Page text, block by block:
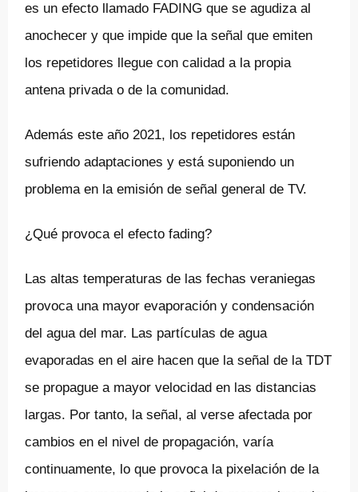
es un efecto llamado FADING que se agudiza al
anochecer y que impide que la señal que emiten
los repetidores llegue con calidad a la propia
antena privada o de la comunidad.
Además este año 2021, los repetidores están
sufriendo adaptaciones y está suponiendo un
problema en la emisión de señal general de TV.
¿Qué provoca el efecto fading?
Las altas temperaturas de las fechas veraniegas
provoca una mayor evaporación y condensación
del agua del mar. Las partículas de agua
evaporadas en el aire hacen que la señal de la TDT
se propague a mayor velocidad en las distancias
largas. Por tanto, la señal, al verse afectada por
cambios en el nivel de propagación, varía
continuamente, lo que provoca la pixelación de la